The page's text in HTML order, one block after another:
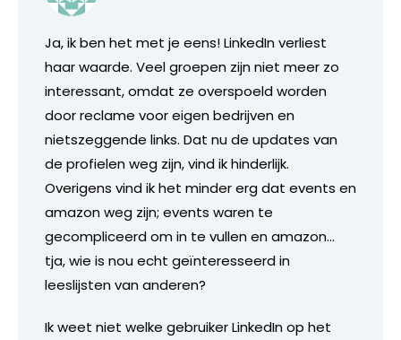
Ja, ik ben het met je eens! LinkedIn verliest
haar waarde. Veel groepen zijn niet meer zo
interessant, omdat ze overspoeld worden
door reclame voor eigen bedrijven en
nietszeggende links. Dat nu de updates van
de profielen weg zijn, vind ik hinderlijk.
Overigens vind ik het minder erg dat events en
amazon weg zijn; events waren te
gecompliceerd om in te vullen en amazon…
tja, wie is nou echt geïnteresseerd in
leeslijsten van anderen?
Ik weet niet welke gebruiker LinkedIn op het